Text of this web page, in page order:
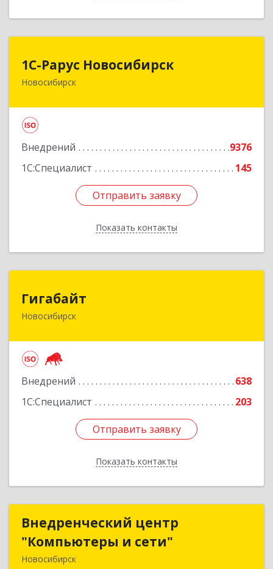
1С-Рарус Новосибирск
Новосибирск
Внедрений
9376
1С:Специалист
145
Отправить заявку
Показать контакты
1С-Рарус Новосибирск
630015, Новосибирская обл, Новосибирск г,
Подробнее
Отправить заявку
Назад
Гигабайт
Новосибирск
Внедрений
638
1С:Специалист
203
Отправить заявку
Показать контакты
630099, Новосибирская обл, Новосибирск г,
Отправить заявку
Назад
Внедренческий центр
"Компьютеры и сети"
Новосибирск
Внедренческий центр
"Компьютеры и сети"